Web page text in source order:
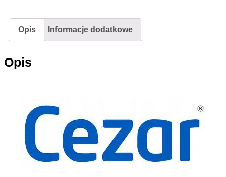
mat
CEZAR
Szczotkowane
Opis Informacje dodatkowe
Opis